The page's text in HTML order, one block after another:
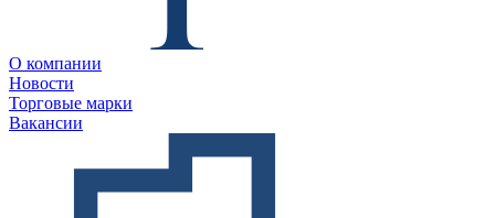
О компании
Новости
Торговые марки
Вакансии